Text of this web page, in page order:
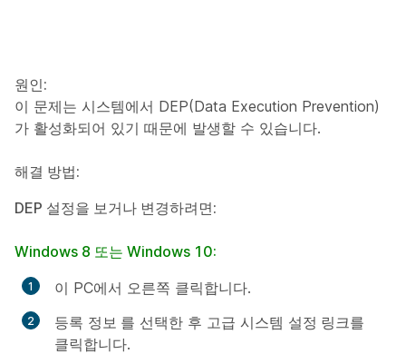
원인:
이 문제는 시스템에서 DEP(Data Execution Prevention)
가 활성화되어 있기 때문에 발생할 수 있습니다.
해결 방법:
DEP 설정을 보거나 변경하려면:
Windows 8 또는 Windows 10:
이 PC에서 오른쪽 클릭합니다.
등록 정보 를 선택한 후 고급 시스템 설정 링크를
클릭합니다.